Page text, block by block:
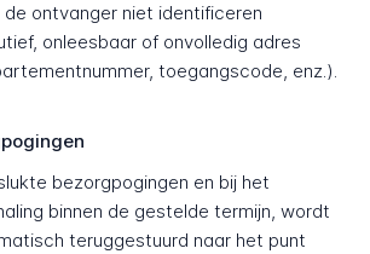
de ontvanger niet identificeren
onleesbaar of onvolledig adres
toegangscode, enz.).
bezorgpogingen en bij het
binnen de gestelde termijn, wordt
teruggestuurd naar het punt